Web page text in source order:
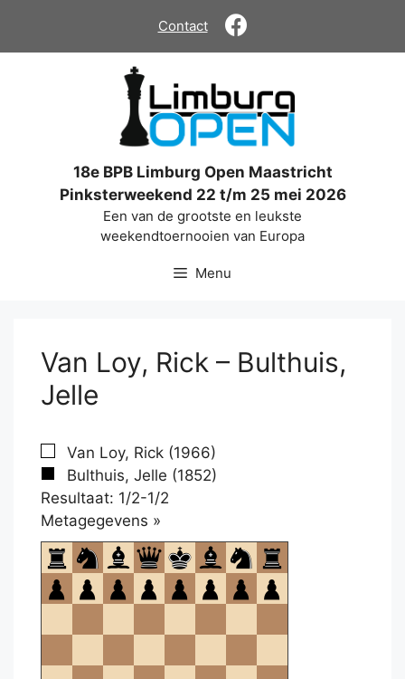
de
Contact
18e BPB Limburg Open Maastricht
Pinksterweekend 22 t/m 25 mei 2026
Een van de grootste en leukste
weekendtoernooien van Europa
Menu
Van Loy, Rick – Bulthuis,
Jelle
Van Loy, Rick (1966)
Bulthuis, Jelle (1852)
Resultaat: 1/2-1/2
Metagegevens »
om
te
openen.